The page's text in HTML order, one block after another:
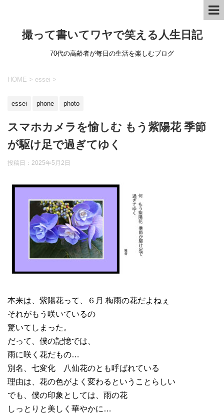
撮って書いてワヤで笑える人生日記
70代の高齢者が毎日の生活を楽しむブログ
HOME > essei >
essei phone photo
スマホカメラを愉しむ もう紫陽花 季節
が駆け足で過ぎてゆく
投稿日： 2025年5月2日
本来は、紫陽花って、６月 梅雨の花だよねぇ
それがもう咲いているの
驚いてしまった。
だって、僕の記憶では、
雨に咲く花だもの…
別名、七変化 八仙花のとも呼ばれている
理由は、花の色がよく変わるということらしい
でも、僕の印象としては、雨の花
しっとりと美しく華やかに…